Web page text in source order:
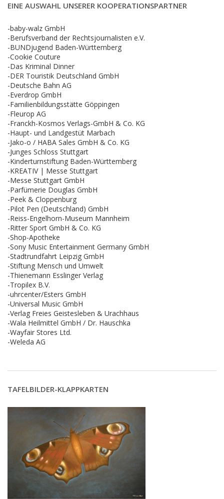
EINE AUSWAHL UNSERER KOOPERATIONSPARTNER
-baby-walz GmbH
-Berufsverband der Rechtsjournalisten e.V.
-BUNDjugend Baden-Württemberg
-Cookie Couture
-Das Kriminal Dinner
-DER Touristik Deutschland GmbH
-Deutsche Bahn AG
-Everdrop GmbH
-Familienbildungsstätte Göppingen
-Fleurop AG
-Franckh-Kosmos Verlags-GmbH & Co. KG
-Haupt- und Landgestüt Marbach
-Jako-o / HABA Sales GmbH & Co. KG
-Junges Schloss Stuttgart
-Kinderturnstiftung Baden-Württemberg
-KREATIV | Messe Stuttgart
-Messe Stuttgart GmbH
-Parfümerie Douglas GmbH
-Peek & Cloppenburg
-Pilot Pen (Deutschland) GmbH
-Reiss-Engelhorn-Museum Mannheim
-Ritter Sport GmbH & Co. KG
-Shop-Apotheke
-Sony Music Entertainment Germany GmbH
-Stadtrundfahrt Leipzig GmbH
-Stiftung Mensch und Umwelt
-Thienemann Esslinger Verlag
-Tropilex B.V.
-uhrcenter/Esters GmbH
-Universal Music GmbH
-Verlag Freies Geistesleben & Urachhaus
-Wala Heilmittel GmbH / Dr. Hauschka
-Wayfair Stores Ltd.
-Weleda AG
TAFELBILDER-KLAPPKARTEN